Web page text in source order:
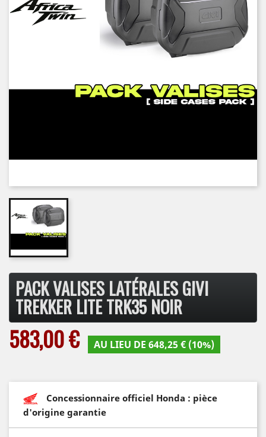
PACK VALISES LATÉRALES GIVI
TREKKER LITE TRK35 NOIR
583,00 € AU LIEU DE 648,25 € (10%)
Concessionnaire officiel Honda : pièce
d'origine garantie